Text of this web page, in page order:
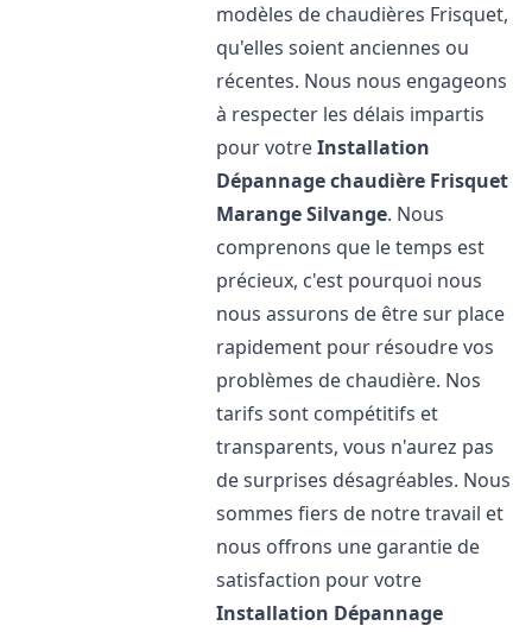
modèles de chaudières Frisquet,
qu'elles soient anciennes ou
récentes. Nous nous engageons
à respecter les délais impartis
pour votreInstallation
Dépannage chaudière Frisquet
Marange Silvange. Nous
comprenons que le temps est
précieux, c'est pourquoi nous
nous assurons de être sur place
rapidement pour résoudre vos
problèmes de chaudière. Nos
tarifs sont compétitifs et
transparents, vous n'aurez pas
de surprises désagréables. Nous
sommes fiers de notre travail et
nous offrons une garantie de
satisfaction pour votre
Installation Dépannage